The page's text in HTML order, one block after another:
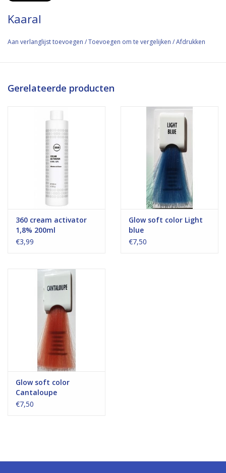
Kaaral
Aan verlanglijst toevoegen /Toevoegen om te vergelijken /Afdrukken
Gerelateerde producten
360 cream activator
1,8% 200ml
€3,99
Glow soft color Light
blue
€7,50
Glow soft color
Cantaloupe
€7,50